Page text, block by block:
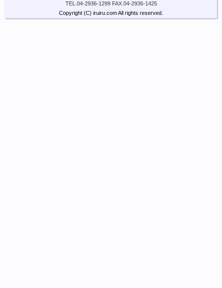
TEL.04-2936-1299 FAX.04-2936-1425
Copyright (C) iruiru.com All rights reserved.